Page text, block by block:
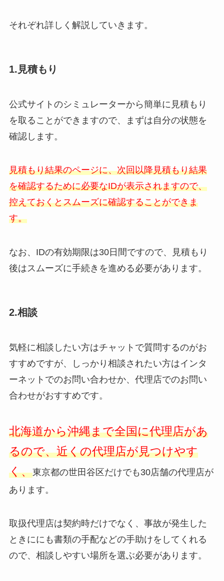
それぞれ詳しく解説していきます。
1.見積もり
公式サイトのシミュレーターから簡単に見積もり
を取ることができますので、まずは自分の状態を
確認します。
見積もり結果のページに、次回以降見積もり結果
を確認するために必要なIDが表示されますので、
控えておくとスムーズに確認することができま
す。
なお、IDの有効期限は30日間ですので、見積もり
後はスムーズに手続きを進める必要があります。
2.相談
気軽に相談したい方はチャットで質問するのがお
すすめですが、しっかり相談されたい方はインタ
ーネットでのお問い合わせか、代理店でのお問い
合わせがおすすめです。
北海道から沖縄まで全国に代理店があ
るので、近くの代理店が見つけやす
く、東京都の世田谷区だけでも30店舗の代理店が
あります。
取扱代理店は契約時だけでなく、事故が発生した
ときににも書類の手配などの手助けをしてくれる
ので、相談しやすい場所を選ぶ必要があります。